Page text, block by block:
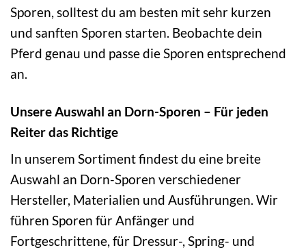
Sporen, solltest du am besten mit sehr kurzen
und sanften Sporen starten. Beobachte dein
Pferd genau und passe die Sporen entsprechend
an.
Unsere Auswahl an Dorn-Sporen – Für jeden
Reiter das Richtige
In unserem Sortiment findest du eine breite
Auswahl an Dorn-Sporen verschiedener
Hersteller, Materialien und Ausführungen. Wir
führen Sporen für Anfänger und
Fortgeschrittene, für Dressur-, Spring- und